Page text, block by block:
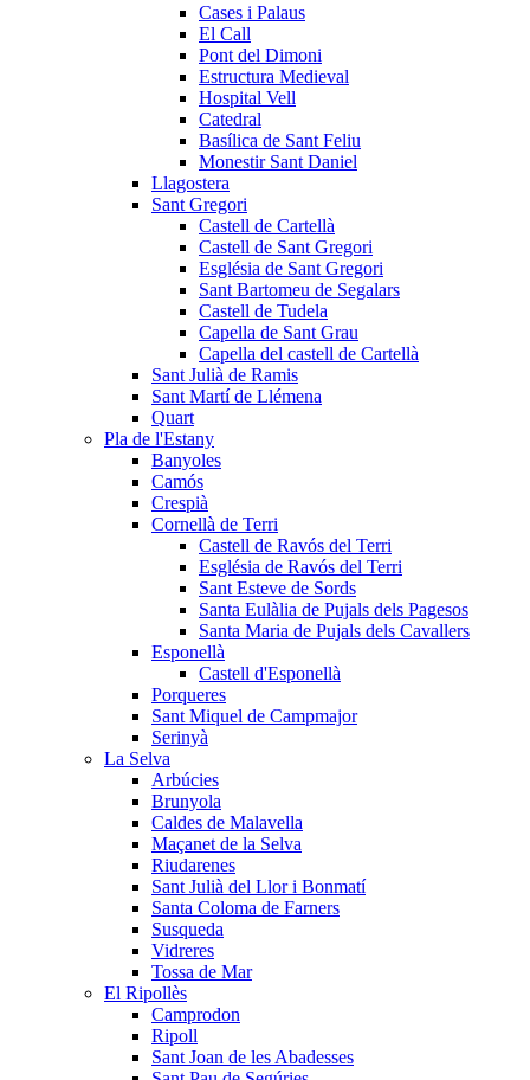
Cases i Palaus
El Call
Pont del Dimoni
Estructura Medieval
Hospital Vell
Catedral
Basílica de Sant Feliu
Monestir Sant Daniel
Llagostera
Sant Gregori
Castell de Cartellà
Castell de Sant Gregori
Església de Sant Gregori
Sant Bartomeu de Segalars
Castell de Tudela
Capella de Sant Grau
Capella del castell de Cartellà
Sant Julià de Ramis
Sant Martí de Llémena
Quart
Pla de l'Estany
Banyoles
Camós
Crespià
Cornellà de Terri
Castell de Ravós del Terri
Església de Ravós del Terri
Sant Esteve de Sords
Santa Eulàlia de Pujals dels Pagesos
Santa Maria de Pujals dels Cavallers
Esponellà
Castell d'Esponellà
Porqueres
Sant Miquel de Campmajor
Serinyà
La Selva
Arbúcies
Brunyola
Caldes de Malavella
Maçanet de la Selva
Riudarenes
Sant Julià del Llor i Bonmatí
Santa Coloma de Farners
Susqueda
Vidreres
Tossa de Mar
El Ripollès
Camprodon
Ripoll
Sant Joan de les Abadesses